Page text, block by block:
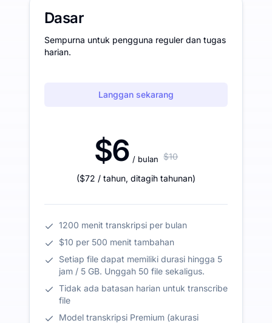
Dasar
Sempurna untuk pengguna reguler dan tugas
harian.
Langgan sekarang
$6 / bulan $10
($72 / tahun, ditagih tahunan)
1200 menit transkripsi per bulan
$10 per 500 menit tambahan
Setiap file dapat memiliki durasi hingga 5
jam / 5 GB. Unggah 50 file sekaligus.
Tidak ada batasan harian untuk transcribe
file
Model transkripsi Premium (akurasi